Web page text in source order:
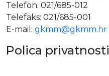
Telefon: 021/685-012
Telefaks: 021/685-001
E-mail: gkmm@gkmm.hr
Polica privatnosti